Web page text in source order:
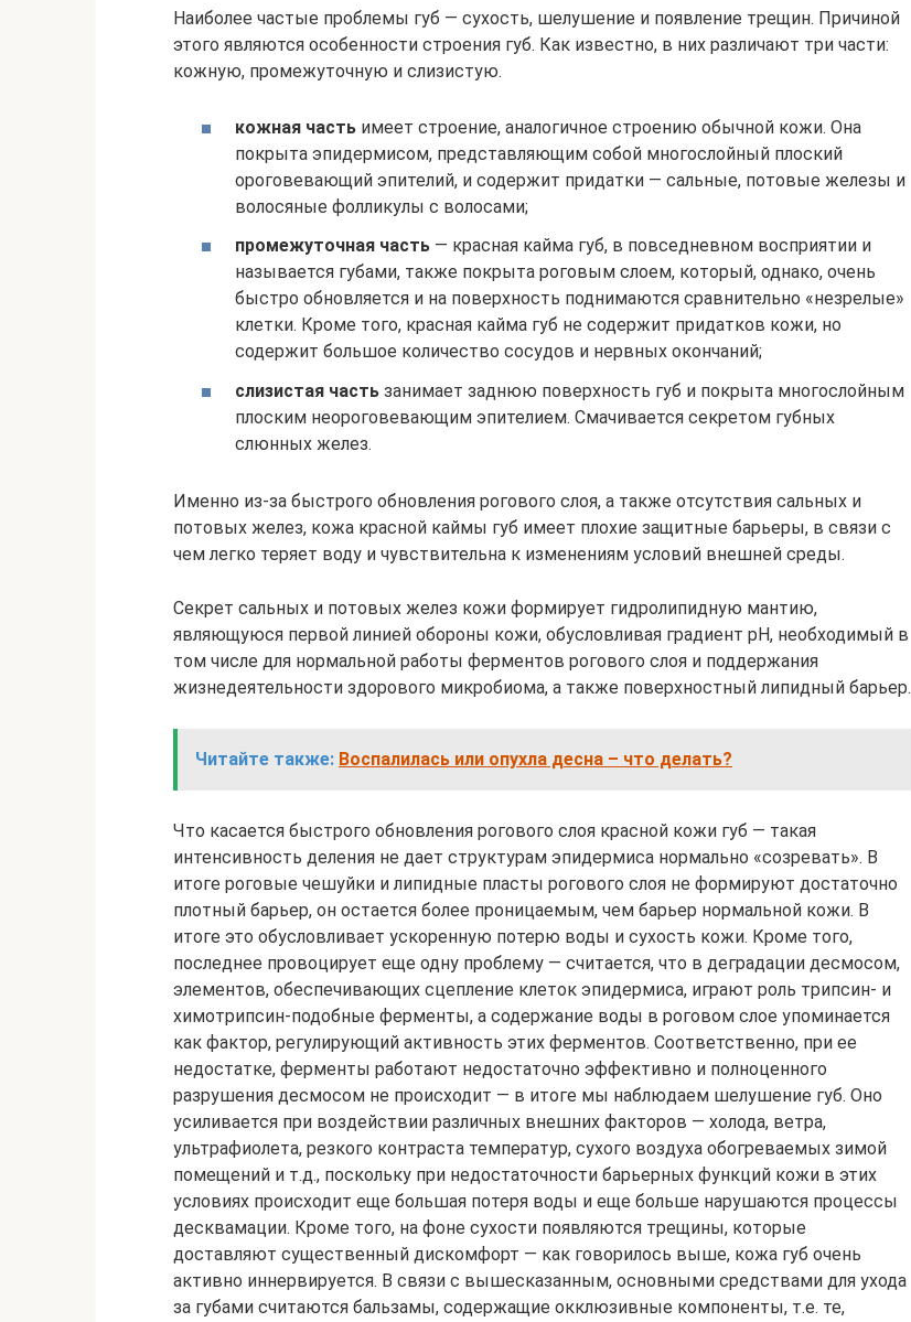
Наиболее частые проблемы губ — сухость, шелушение и появление трещин. Причиной
этого являются особенности строения губ. Как известно, в них различают три части:
кожную, промежуточную и слизистую.
кожная часть имеет строение, аналогичное строению обычной кожи. Она
покрыта эпидермисом, представляющим собой многослойный плоский
ороговевающий эпителий, и содержит придатки — сальные, потовые железы и
волосяные фолликулы с волосами;
промежуточная часть — красная кайма губ, в повседневном восприятии и
называется губами, также покрыта роговым слоем, который, однако, очень
быстро обновляется и на поверхность поднимаются сравнительно «незрелые»
клетки. Кроме того, красная кайма губ не содержит придатков кожи, но
содержит большое количество сосудов и нервных окончаний;
слизистая часть занимает заднюю поверхность губ и покрыта многослойным
плоским неороговевающим эпителием. Смачивается секретом губных
слюнных желез.
Именно из-за быстрого обновления рогового слоя, а также отсутствия сальных и
потовых желез, кожа красной каймы губ имеет плохие защитные барьеры, в связи с
чем легко теряет воду и чувствительна к изменениям условий внешней среды.
Секрет сальных и потовых желез кожи формирует гидролипидную мантию,
являющуюся первой линией обороны кожи, обусловливая градиент рН, необходимый в
том числе для нормальной работы ферментов рогового слоя и поддержания
жизнедеятельности здорового микробиома, а также поверхностный липидный барьер.
Читайте также: Воспалилась или опухла десна – что делать?
Что касается быстрого обновления рогового слоя красной кожи губ — такая
интенсивность деления не дает структурам эпидермиса нормально «созревать». В
итоге роговые чешуйки и липидные пласты рогового слоя не формируют достаточно
плотный барьер, он остается более проницаемым, чем барьер нормальной кожи. В
итоге это обусловливает ускоренную потерю воды и сухость кожи. Кроме того,
последнее провоцирует еще одну проблему — считается, что в деградации десмосом,
элементов, обеспечивающих сцепление клеток эпидермиса, играют роль трипсин- и
химотрипсин-подобные ферменты, а содержание воды в роговом слое упоминается
как фактор, регулирующий активность этих ферментов. Соответственно, при ее
недостатке, ферменты работают недостаточно эффективно и полноценного
разрушения десмосом не происходит — в итоге мы наблюдаем шелушение губ. Оно
усиливается при воздействии различных внешних факторов — холода, ветра,
ультрафиолета, резкого контраста температур, сухого воздуха обогреваемых зимой
помещений и т.д., поскольку при недостаточности барьерных функций кожи в этих
условиях происходит еще большая потеря воды и еще больше нарушаются процессы
десквамации. Кроме того, на фоне сухости появляются трещины, которые
доставляют существенный дискомфорт — как говорилось выше, кожа губ очень
активно иннервируется. В связи с вышесказанным, основными средствами для ухода
за губами считаются бальзамы, содержащие окклюзивные компоненты, т.е. те,